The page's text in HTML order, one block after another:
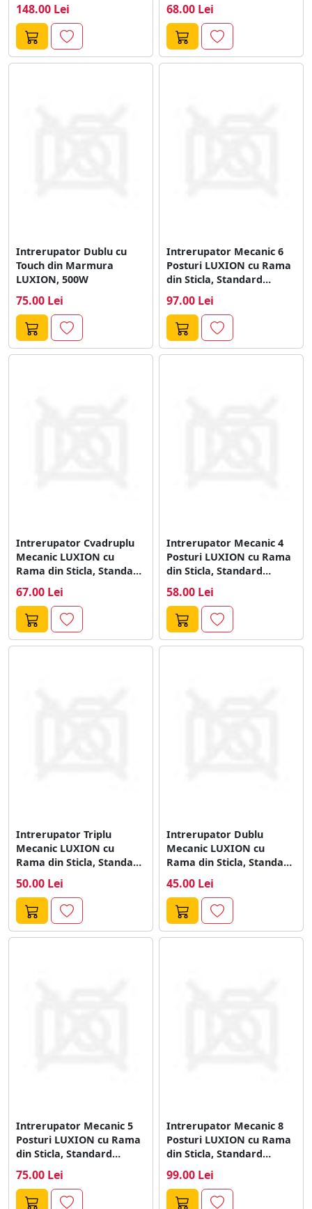
148.00 Lei 68.00 Lei
Intrerupator Dublu cu
Touch din Marmura
LUXION, 500W
75.00 Lei
Intrerupator Mecanic 6
Posturi LUXION cu Rama
din Sticla, Standard
97.00 Lei
Intrerupator Cvadruplu
Mecanic LUXION cu
Rama din Sticla, Standard
67.00 Lei
Intrerupator Mecanic 4
Posturi LUXION cu Rama
din Sticla, Standard
58.00 Lei
Intrerupator Triplu
Mecanic LUXION cu
Rama din Sticla, Standard
50.00 Lei
Intrerupator Dublu
Mecanic LUXION cu
Rama din Sticla, Standard
45.00 Lei
Intrerupator Mecanic 5
Posturi LUXION cu Rama
din Sticla, Standard
75.00 Lei
Intrerupator Mecanic 8
Posturi LUXION cu Rama
din Sticla, Standard
99.00 Lei